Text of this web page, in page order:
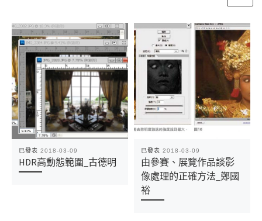
已發表 2018-03-09
HDR高動態範圍_古德明
已發表 2018-03-09
由參賽、展覽作品談影
像處理的正確方法_鄭國
裕